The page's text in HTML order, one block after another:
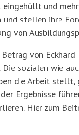
eingehüllt und
stellen ihre
von
von
sozialen wie
die Arbeit
Ergebnisse
Hier zum